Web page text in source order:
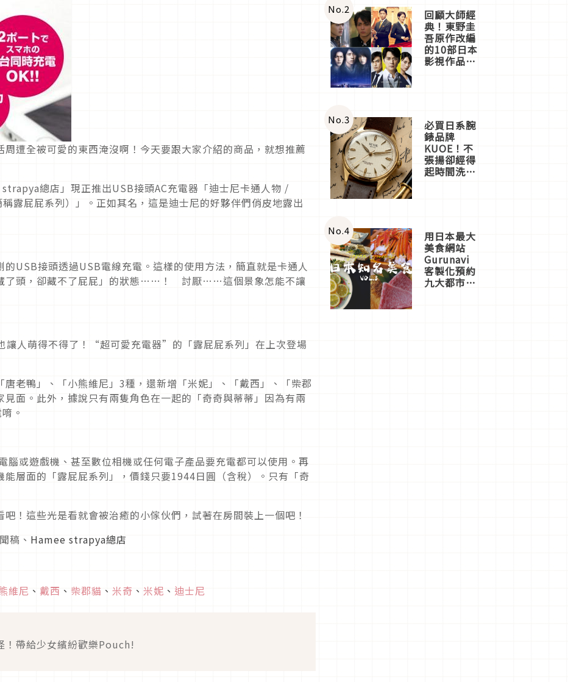
遭全被可愛的東西淹沒啊！今天要跟大家介紹的商品，就想推薦
總店」現正推出USB接頭AC充電器「迪士尼卡通人物 /
露屁屁系列）」。正如其名，這是迪士尼的好夥伴們俏皮地露出
USB接頭透過USB電線充電。這樣的使用方法，簡直就是卡通人
了頭，卻藏不了屁屁」的狀態……！ 討厭……這個景象怎能不讓
讓人萌得不得了！“超可愛充電器”的「露屁屁系列」在上次登場
老鴨」、「小熊維尼」3種，還新增「米妮」、「戴西」、「柴郡
面。此外，據說只有兩隻角色在一起的「奇奇與蒂蒂」因為有兩
。
或遊戲機、甚至數位相機或任何電子產品要充電都可以使用。再
層面的「露屁屁系列」，價錢只要1944日圓（含稅）。只有「奇
！這些光是看就會被治癒的小傢伙們，試著在房間裝上一個吧！
稿、 Hamee strapya總店
維尼 、 戴西 、 柴郡貓 、 米奇 、 米妮 、 迪士尼
！帶給少女繽紛歡樂Pouch!
體驗
No.2 回顧大師經
典！東野圭
吾原作改編
的10部日本
影視作品推
No.3 必買日系腕
錶品牌
KUOE！不
張揚卻經得
起時間洗鍊
No.4 用日本最大
美食網站
Gurunavi
客製化預約
九大都市餐